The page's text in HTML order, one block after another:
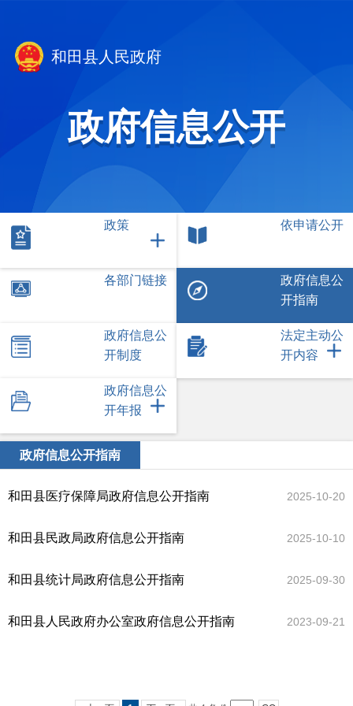
和田县人民政府
政府信息公开
政策 依申请公开
各部门链接
政府信息公
开指南
政府信息公
开制度
法定主动公
开内容
政府信息公
开年报
政府信息公开指南
和田县医疗保障局政府信息公开指南 2025-10-20
和田县民政局政府信息公开指南 2025-10-10
和田县统计局政府信息公开指南 2025-09-30
和田县人民政府办公室政府信息公开指南 2023-09-21